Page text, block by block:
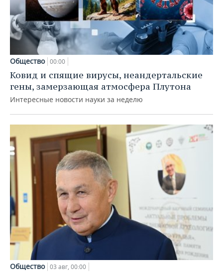
Общество 00:00
Ковид и спящие вирусы, неандертальские
гены, замерзающая атмосфера Плутона
Интересные новости науки за неделю
Общество 03 авг, 00:00